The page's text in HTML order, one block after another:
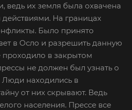
ведь их земля была охвачена
На границах
Было принято
в Осло и разрешить данную
в закрытом
не должен был узнать о
находились в
от них скрывают. Ведь
населения. Прессе все